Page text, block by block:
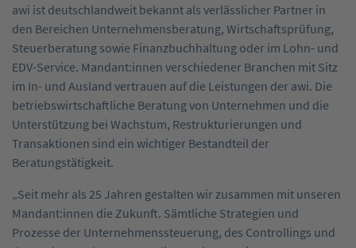
awi ist deutschlandweit bekannt als verlässlicher Partner in
den Bereichen Unternehmensberatung, Wirtschaftsprüfung,
Steuerberatung sowie Finanz­buchhaltung oder im Lohn- und
EDV-Service. Mandant:innen verschiedener Branchen mit Sitz
im In- und Ausland vertrauen auf die Leistungen der awi. Die
betriebswirtschaftliche Beratung von Unternehmen und die
Unterstützung bei Wachstum, Restrukturierungen und
Transaktionen sind ein wichtiger Bestandteil der
Beratungstätigkeit.
„Seit mehr als 25 Jahren gestalten wir zusammen mit unseren
Mandant:innen die Zukunft. Sämtliche Strategien und
Prozesse der Unternehmenssteuerung, des Controllings und